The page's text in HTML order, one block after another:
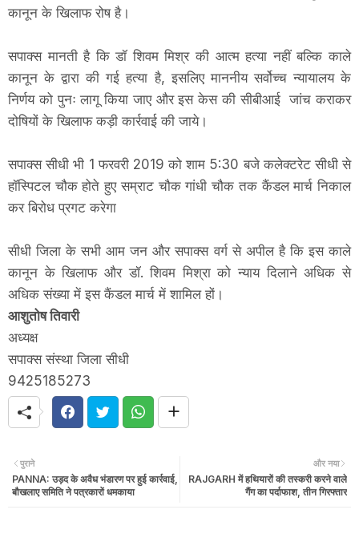
कानून के खिलाफ रोष है।
सपाक्स मानती है कि डॉ शिवम मिश्र की आत्म हत्या नहीं बल्कि काले
कानून के द्वारा की गई हत्या है, इसलिए माननीय सर्वोच्च न्यायालय के
निर्णय को पुनः लागू किया जाए और इस केस की सीबीआई जांच कराकर
दोषियों के खिलाफ कड़ी कार्रवाई की जाये।
सपाक्स सीधी भी 1 फरवरी 2019 को शाम 5:30 बजे कलेक्टरेट सीधी से
हॉस्पिटल चौक होते हुए सम्राट चौक गांधी चौक तक कैंडल मार्च निकाल
कर बिरोध प्रगट करेगा
सीधी जिला के सभी आम जन और सपाक्स वर्ग से अपील है कि इस काले
कानून के खिलाफ और डॉ. शिवम मिश्रा को न्याय दिलाने अधिक से
अधिक संख्या में इस कैंडल मार्च में शामिल हों।
आशुतोष तिवारी
अध्यक्ष
सपाक्स संस्था जिला सीधी
9425185273
और नया
RAJGARH में हथियारों की तस्करी करने वाले
गैंग का पर्दाफाश, तीन गिरफ्तार
पुराने
PANNA: उड़द के अवैध भंडारण पर हुई कार्रवाई,
बौखलाए समिति ने पत्रकारों धमकाया